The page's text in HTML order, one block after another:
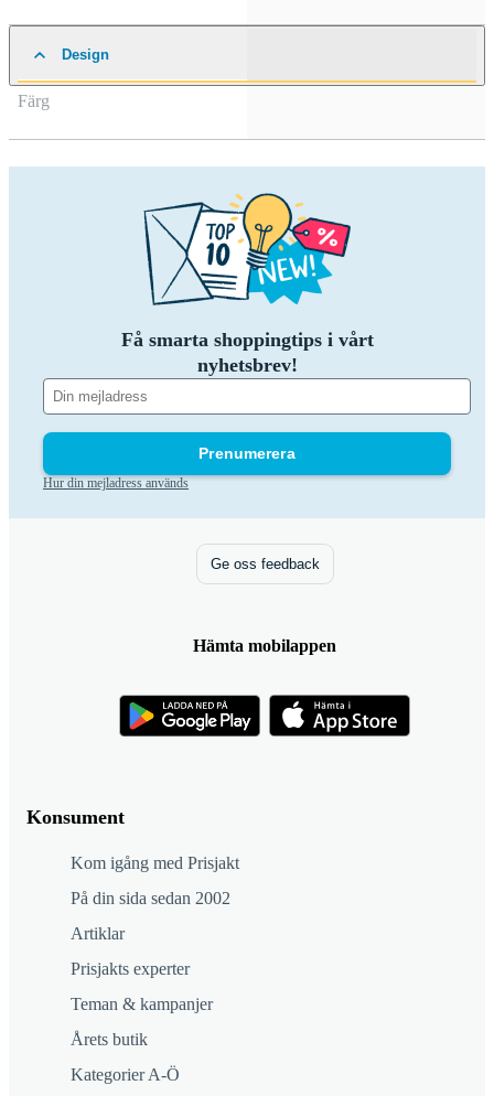
Design
Färg
Få smarta shoppingtips i vårt
nyhetsbrev!
Prenumerera
Hur din mejladress används
Konsument
Kom igång med Prisjakt
På din sida sedan 2002
Artiklar
Prisjakts experter
Teman & kampanjer
Årets butik
Kategorier A-Ö
Ge oss feedback
Hämta mobilappen